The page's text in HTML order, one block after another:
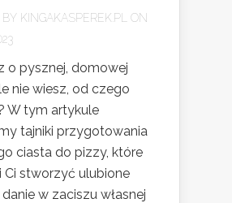
BY KINGAKASPEREK.PL
ON
o pysznej, domowej
nie wiesz, od czego
W tym artykule
tajniki przygotowania
ciasta do pizzy, które
stworzyć ulubione
danie w zaciszu własnej